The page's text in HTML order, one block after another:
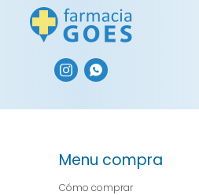
 
Menu compra
Cómo comprar